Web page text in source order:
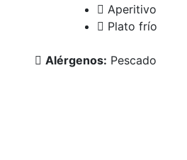
Aperitivo
Plato frío
Alérgenos: Pescado